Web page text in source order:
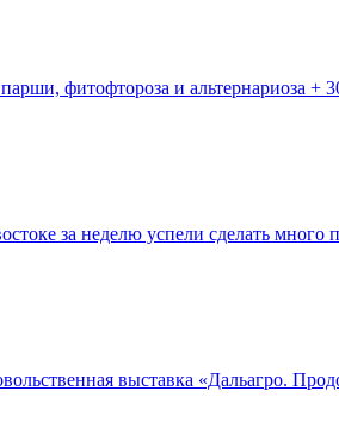
фитофтороза и альтернариоза +
за неделю успели сделать много
выставка «Дальагро.